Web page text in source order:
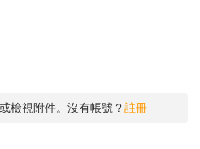
檢視附件。沒有帳號？註冊